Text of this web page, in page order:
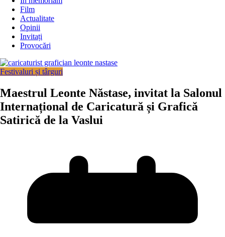
Film
Actualitate
Opinii
Invitați
Provocări
Festivaluri și târguri
Maestrul Leonte Năstase, invitat la Salonul
Internațional de Caricatură și Grafică
Satirică de la Vaslui